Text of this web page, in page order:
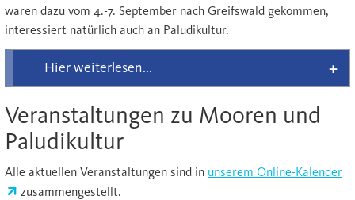
waren dazu vom 4.-7. September nach Greifswald gekommen,
interessiert natürlich auch an Paludikultur.
Hier weiterlesen...
Veranstaltungen zu Mooren und
Paludikultur
Alle aktuellen Veranstaltungen sind in unserem Online-Kalender
zusammengestellt.